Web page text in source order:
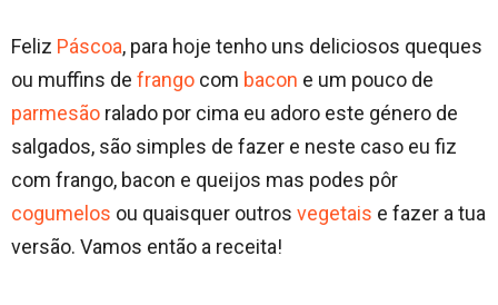
Feliz Páscoa, para hoje tenho uns deliciosos queques
ou muffins de frango com bacon e um pouco de
parmesão ralado por cima eu adoro este género de
salgados, são simples de fazer e neste caso eu fiz
com frango, bacon e queijos mas podes pôr
cogumelos ou quaisquer outros vegetais e fazer a tua
versão. Vamos então a receita!